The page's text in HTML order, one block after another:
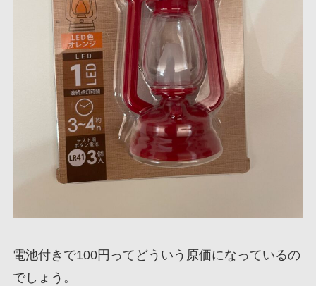
電池付きで100円ってどういう原価になっているの
でしょう。